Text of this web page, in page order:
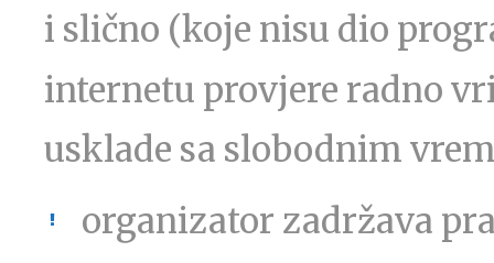
i slično (koje nisu dio
internetu provjere radno
usklade sa slobodnim
organizator zadržava